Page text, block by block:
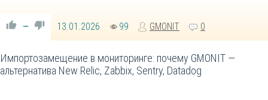
— 13.01.2026 99 GMONIT 0
Импортозамещение в мониторинге: почему GMONIT —
альтернатива New Relic, Zabbix, Sentry, Datadog